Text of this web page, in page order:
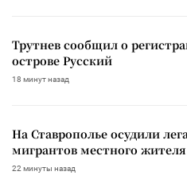
Трутнев сообщил о
острове Русский
18 минут назад
На Ставрополье осудили
мигрантов местного жителя
22 минуты назад